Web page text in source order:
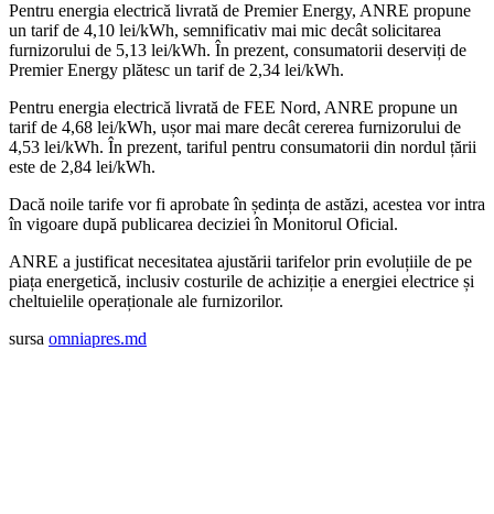
Pentru energia electrică livrată de Premier Energy, ANRE propune
un tarif de 4,10 lei/kWh, semnificativ mai mic decât solicitarea
furnizorului de 5,13 lei/kWh. În prezent, consumatorii deserviți de
Premier Energy plătesc un tarif de 2,34 lei/kWh.
Pentru energia electrică livrată de FEE Nord, ANRE propune un
tarif de 4,68 lei/kWh, ușor mai mare decât cererea furnizorului de
4,53 lei/kWh. În prezent, tariful pentru consumatorii din nordul țării
este de 2,84 lei/kWh.
Dacă noile tarife vor fi aprobate în ședința de astăzi, acestea vor intra
în vigoare după publicarea deciziei în Monitorul Oficial.
ANRE a justificat necesitatea ajustării tarifelor prin evoluțiile de pe
piața energetică, inclusiv costurile de achiziție a energiei electrice și
cheltuielile operaționale ale furnizorilor.
sursa omniapres.md